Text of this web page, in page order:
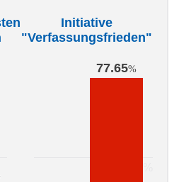
Initiative
"Verfassungsfrieden"
77.65%